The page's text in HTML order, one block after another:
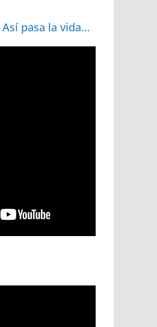
pasa la vida…